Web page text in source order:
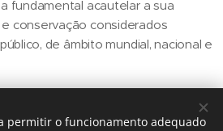
fundamental acautelar a sua
conservação considerados
de âmbito mundial, nacional e
permitir o funcionamento adequado